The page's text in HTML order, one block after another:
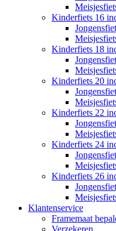
Kinderfiets 16
Kinderfiets 18
Kinderfiets 20
Kinderfiets 22
Kinderfiets 24
Kinderfiets 26
Klantenservice
Framemaat
Verzekeren